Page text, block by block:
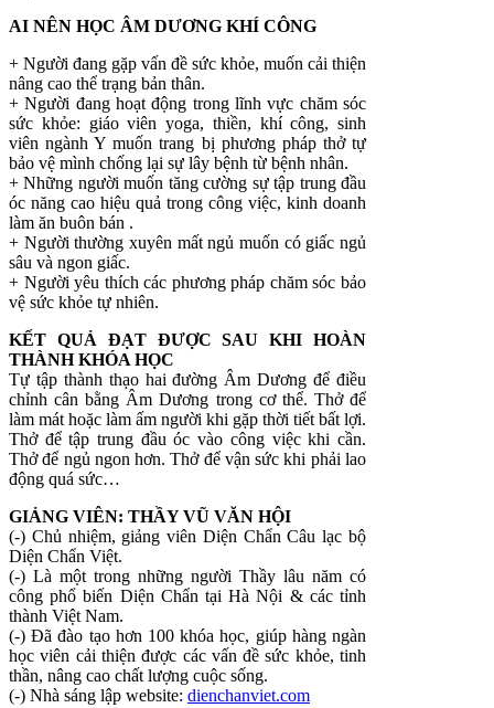
AI NÊN HỌC ÂM DƯƠNG KHÍ CÔNG
+ Người đang gặp vấn đề sức khỏe, muốn cải thiện
nâng cao thể trạng bản thân.
+ Người đang hoạt động trong lĩnh vực chăm sóc
sức khỏe: giáo viên yoga, thiền, khí công, sinh
viên ngành Y muốn trang bị phương pháp thở tự
bảo vệ mình chống lại sự lây bệnh từ bệnh nhân.
+ Những người muốn tăng cường sự tập trung đầu
óc năng cao hiệu quả trong công việc, kinh doanh
làm ăn buôn bán .
+ Người thường xuyên mất ngủ muốn có giấc ngủ
sâu và ngon giấc.
+ Người yêu thích các phương pháp chăm sóc bảo
vệ sức khỏe tự nhiên.
KẾT QUẢ ĐẠT ĐƯỢC SAU KHI HOÀN
THÀNH KHÓA HỌC
Tự tập thành thạo hai đường Âm Dương để điều
chỉnh cân bằng Âm Dương trong cơ thể. Thở để
làm mát hoặc làm ấm người khi gặp thời tiết bất lợi.
Thở để tập trung đầu óc vào công việc khi cần.
Thở để ngủ ngon hơn. Thở để vận sức khi phải lao
động quá sức…
GIẢNG VIÊN: THẦY VŨ VĂN HỘI
(-) Chủ nhiệm, giảng viên Diện Chẩn Câu lạc bộ
Diện Chẩn Việt.
(-) Là một trong những người Thầy lâu năm có
công phổ biến Diện Chẩn tại Hà Nội & các tỉnh
thành Việt Nam.
(-) Đã đào tạo hơn 100 khóa học, giúp hàng ngàn
học viên cải thiện được các vấn đề sức khỏe, tinh
thần, nâng cao chất lượng cuộc sống.
(-) Nhà sáng lập website: dienchanviet.com